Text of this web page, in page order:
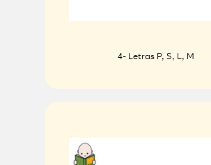
4- Letras P, S, L, M